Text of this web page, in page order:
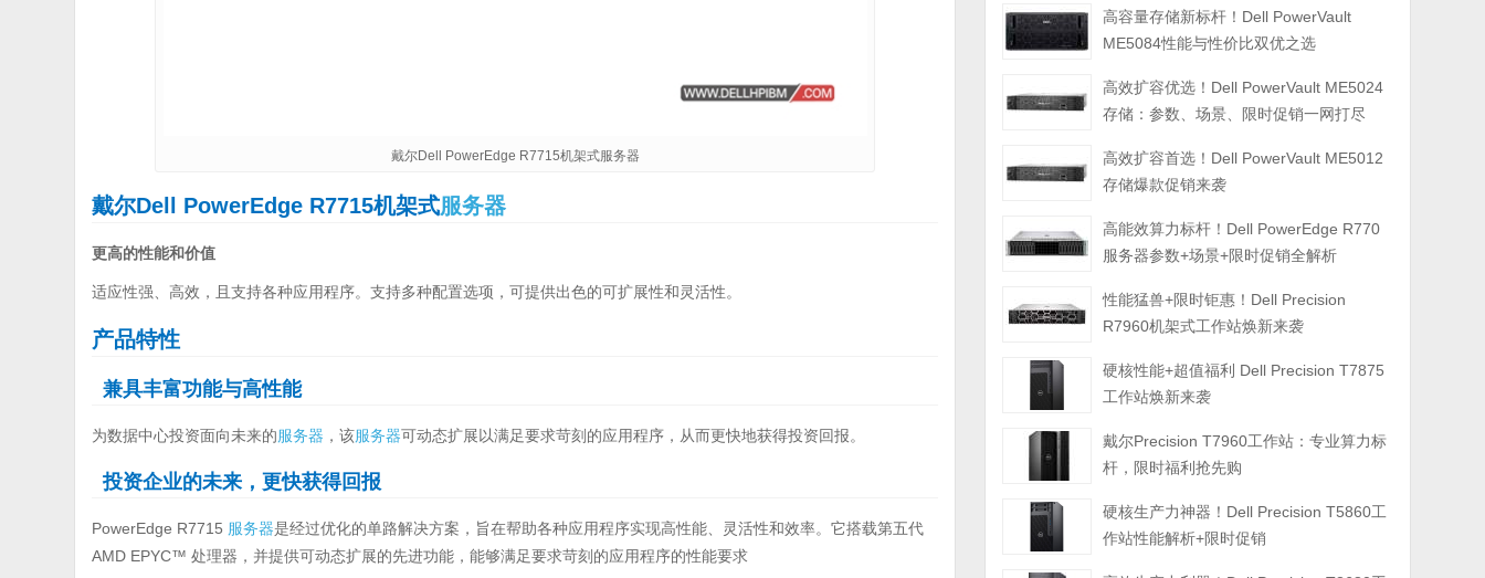
戴尔Dell PowerEdge R7715机架式服务器
戴尔Dell PowerEdge R7715机架式服务器
更高的性能和价值
适应性强、高效，且支持各种应用程序。支持多种配置选项，可提供出色的可扩展性和灵活性。
产品特性
兼具丰富功能与高性能
为数据中心投资面向未来的服务器 ，该服务器可动态扩展以满足要求苛刻的应用程序，从而更快地获得投资回报。
投资企业的未来，更快获得回报
PowerEdge R7715 服务器是经过优化的单路解决方案，旨在帮助各种应用程序实现高性能、灵活性和效率。它搭载第五代
AMD EPYC™ 处理器，并提供可动态扩展的先进功能，能够满足要求苛刻的应用程序的性能要求
高容量存储新标杆！Dell PowerVault
ME5084性能与性价比双优之选
高效扩容优选！Dell PowerVault ME5024
存储：参数、场景、限时促销一网打尽
高效扩容首选！Dell PowerVault ME5012
存储爆款促销来袭
高能效算力标杆！Dell PowerEdge R770
服务器参数+场景+限时促销全解析
性能猛兽+限时钜惠！Dell Precision
R7960机架式工作站焕新来袭
硬核性能+超值福利 Dell Precision T7875
工作站焕新来袭
戴尔Precision T7960工作站：专业算力标
杆，限时福利抢先购
硬核生产力神器！Dell Precision T5860工
作站性能解析+限时促销